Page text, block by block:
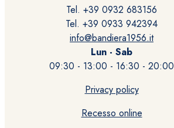
Tel. +39 0932 683156
Tel. +39 0933 942394
info@bandiera1956.it
Lun - Sab
09:30 - 13:00 - 16:30 - 20:00
Privacy policy
Recesso online